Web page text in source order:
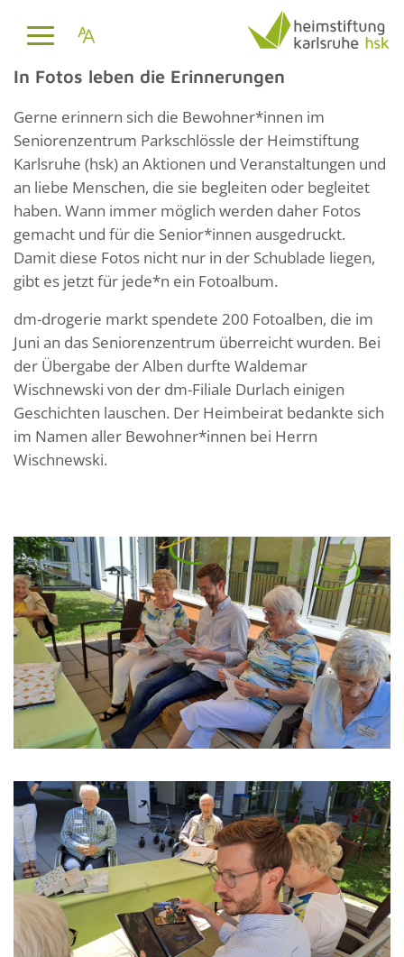
In Fotos leben die Erinnerungen
Gerne erinnern sich die Bewohner*innen im
Seniorenzentrum Parkschlössle der Heimstiftung
Karlsruhe (hsk) an Aktionen und Veranstaltungen und
an liebe Menschen, die sie begleiten oder begleitet
haben. Wann immer möglich werden daher Fotos
gemacht und für die Senior*innen ausgedruckt.
Damit diese Fotos nicht nur in der Schublade liegen,
gibt es jetzt für jede*n ein Fotoalbum.
dm-drogerie markt spendete 200 Fotoalben, die im
Juni an das Seniorenzentrum überreicht wurden. Bei
der Übergabe der Alben durfte Waldemar
Wischnewski von der dm-Filiale Durlach einigen
Geschichten lauschen. Der Heimbeirat bedankte sich
im Namen aller Bewohner*innen bei Herrn
Wischnewski.